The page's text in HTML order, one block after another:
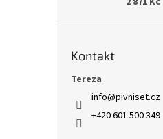
Kontakt
Tereza
info@pivniset.cz
+420 601 500 349